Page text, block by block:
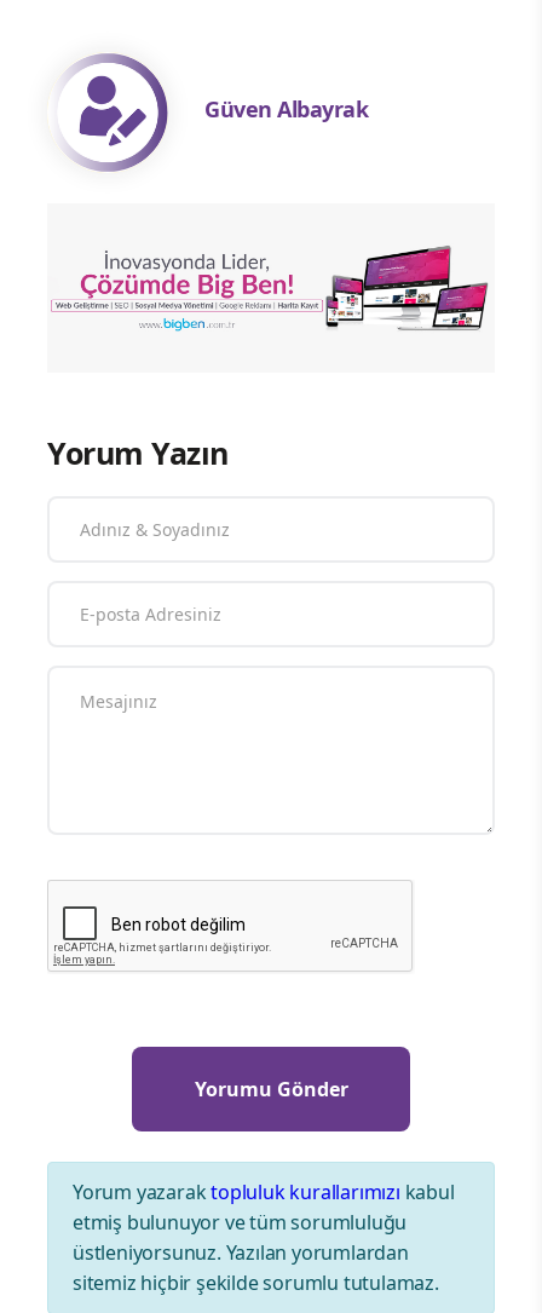
Güven Albayrak
Yorum Yazın
Yorum yazaraktopluluk kurallarımızı kabul
etmiş bulunuyor ve tüm sorumluluğu
üstleniyorsunuz. Yazılan yorumlardan
sitemiz hiçbir şekilde sorumlu tutulamaz.